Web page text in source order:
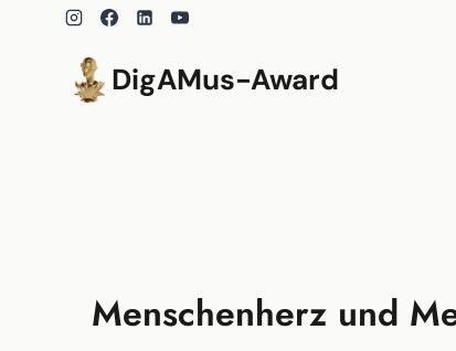
DigAMus-Award
Menschenherz und